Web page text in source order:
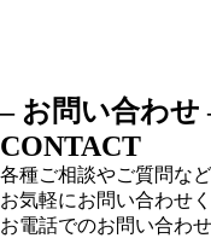
– お問い合わせ
CONTACT
各種ご相談やご質問など
お気軽にお問い合わせ
お電話でのお問い合わせ